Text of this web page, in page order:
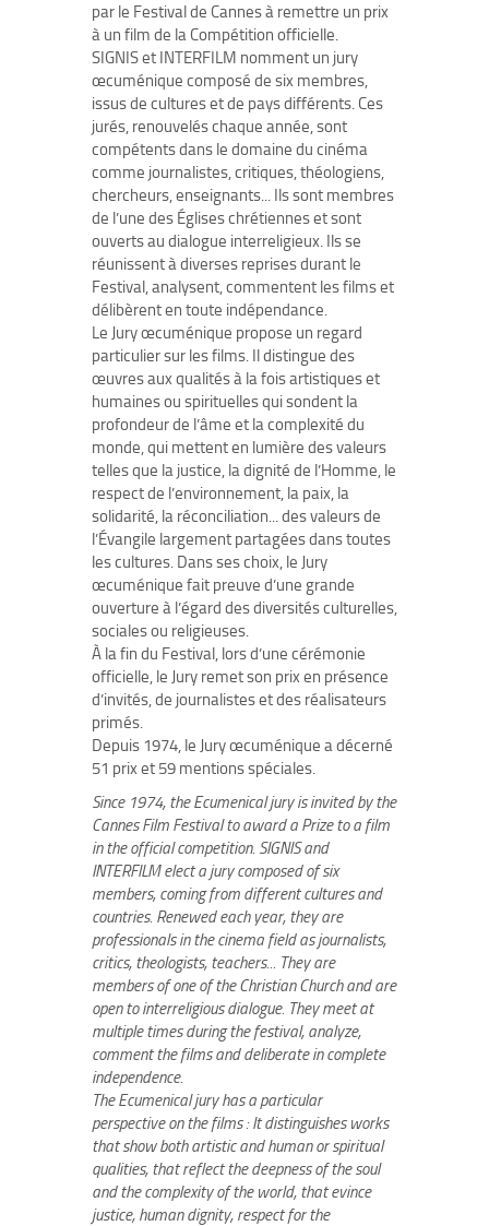
par le Festival de Cannes à remettre un prix
à un film de la Compétition officielle.
SIGNIS et INTERFILM nomment un jury
œcuménique composé de six membres,
issus de cultures et de pays différents. Ces
jurés, renouvelés chaque année, sont
compétents dans le domaine du cinéma
comme journalistes, critiques, théologiens,
chercheurs, enseignants... Ils sont membres
de l’une des Églises chrétiennes et sont
ouverts au dialogue interreligieux. Ils se
réunissent à diverses reprises durant le
Festival, analysent, commentent les films et
délibèrent en toute indépendance.
Le Jury œcuménique propose un regard
particulier sur les films. Il distingue des
œuvres aux qualités à la fois artistiques et
humaines ou spirituelles qui sondent la
profondeur de l’âme et la complexité du
monde, qui mettent en lumière des valeurs
telles que la justice, la dignité de l’Homme, le
respect de l’environnement, la paix, la
solidarité, la réconciliation... des valeurs de
l’Évangile largement partagées dans toutes
les cultures. Dans ses choix, le Jury
œcuménique fait preuve d’une grande
ouverture à l’égard des diversités culturelles,
sociales ou religieuses.
À la fin du Festival, lors d’une cérémonie
officielle, le Jury remet son prix en présence
d’invités, de journalistes et des réalisateurs
primés.
Depuis 1974, le Jury œcuménique a décerné
51 prix et 59 mentions spéciales.
Since 1974, the Ecumenical jury is invited by the
Cannes Film Festival to award a Prize to a film
in the official competition. SIGNIS and
INTERFILM elect a jury composed of six
members, coming from different cultures and
countries. Renewed each year, they are
professionals in the cinema field as journalists,
critics, theologists, teachers... They are
members of one of the Christian Church and are
open to interreligious dialogue. They meet at
multiple times during the festival, analyze,
comment the films and deliberate in complete
independence.
The Ecumenical jury has a particular
perspective on the films : It distinguishes works
that show both artistic and human or spiritual
qualities, that reflect the deepness of the soul
and the complexity of the world, that evince
justice, human dignity, respect for the